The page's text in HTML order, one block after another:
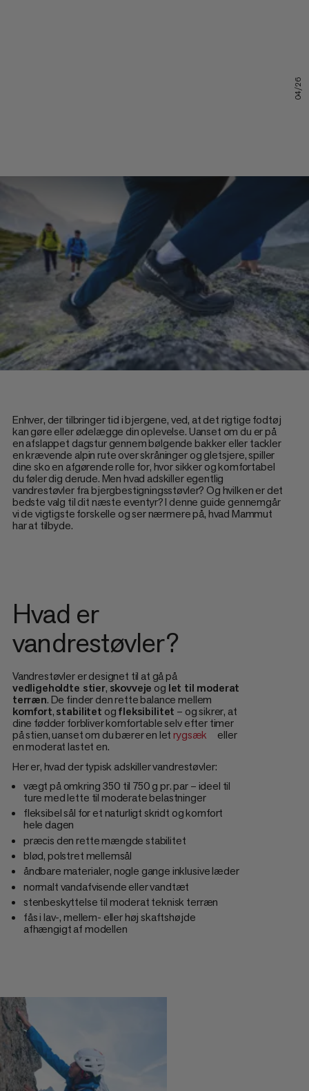
04/26
Enhver, der tilbringer tid i bjergene, ved, at det rigtige fodtøj
kan gøre eller ødelægge din oplevelse. Uanset om du er på
en afslappet dagstur gennem bølgende bakker eller tackler
en krævende alpin rute over skråninger og gletsjere, spiller
dine sko en afgørende rolle for, hvor sikker og komfortabel
du føler dig derude. Men hvad adskiller egentlig
vandrestøvler fra bjergbestigningsstøvler? Og hvilken er det
bedste valg til dit næste eventyr? I denne guide gennemgår
vi de vigtigste forskelle og ser nærmere på, hvad Mammut
har at tilbyde.
Hvad er
vandrestøvler?
Vandrestøvler er designet til at gå på
vedligeholdte stier, skovveje og let til moderat
terræn. De finder den rette balance mellem
komfort,stabilitet ogfleksibilitet – og sikrer, at
dine fødder forbliver komfortable selv efter timer
på stien, uanset om du bærer en letrygsæk
eller
en moderat lastet en.
Her er, hvad der typisk adskiller vandrestøvler:
vægt på omkring 350 til 750 g pr. par – ideel til
ture med lette til moderate belastninger
fleksibel sål for et naturligt skridt og komfort
hele dagen
præcis den rette mængde stabilitet
blød, polstret mellemsål
åndbare materialer, nogle gange inklusive læder
normalt vandafvisende eller vandtæt
stenbeskyttelse til moderat teknisk terræn
fås i lav-, mellem- eller høj skaftshøjde
afhængigt af modellen